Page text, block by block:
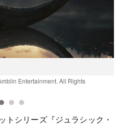
Entertainment. All Rights
トシリーズ『ジュラシック・